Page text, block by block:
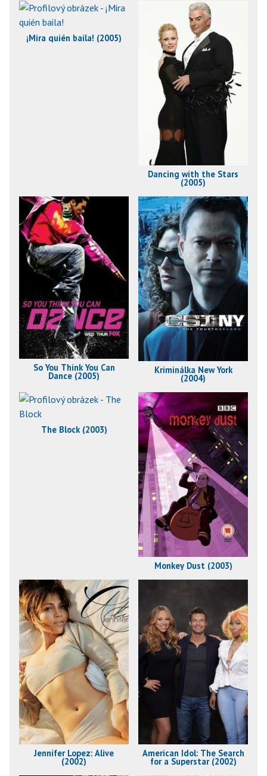
¡Mira quién baila! (2005)
Dancing with the Stars
(2005)
So You Think You Can
Dance (2005)
Kriminálka New York
(2004)
The Block (2003)
Monkey Dust (2003)
Jennifer Lopez: Alive
(2002)
American Idol: The Search
for a Superstar (2002)